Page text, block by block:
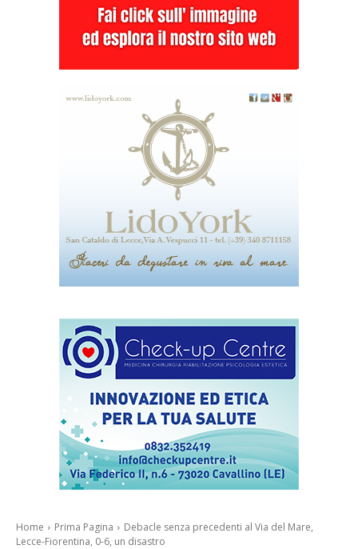
Home Prima Pagina
Debacle senza precedenti al Via del Mare,
Lecce-Fiorentina, 0-6, un disastro